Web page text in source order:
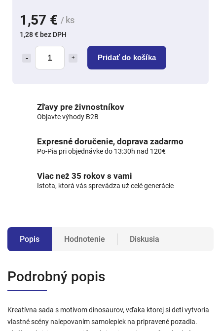
1,57 € / ks
1,28 € bez DPH
Pridať do košíka
Zľavy pre živnostníkov
Objavte výhody B2B
Expresné doručenie, doprava zadarmo
Po-Pia pri objednávke do 13:30h nad 120€
Viac než 35 rokov s vami
Istota, ktorá vás sprevádza už celé generácie
Popis Hodnotenie Diskusia
Podrobný popis
Kreatívna sada s motívom dinosaurov, vďaka ktorej si deti vytvoria
vlastné scény nalepovaním samolepiek na pripravené pozadia.